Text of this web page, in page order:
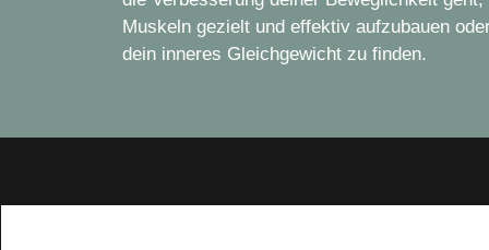
Muskeln gezielt und effektiv aufzubauen
dein inneres Gleichgewicht zu finden.